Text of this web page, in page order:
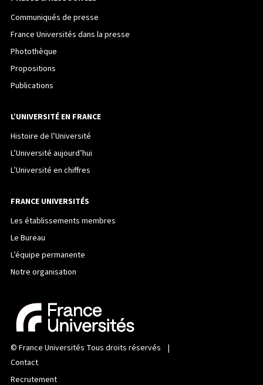
Communiqués de presse
France Universités dans la presse
Photothèque
Propositions
Publications
L’UNIVERSITÉ EN FRANCE
Histoire de l’Université
L’Université aujourd’hui
L’Université en chiffres
FRANCE UNIVERSITÉS
Les établissements membres
Le Bureau
L’équipe permanente
Notre organisation
© France Universités Tous droits réservés |
Contact
Recrutement